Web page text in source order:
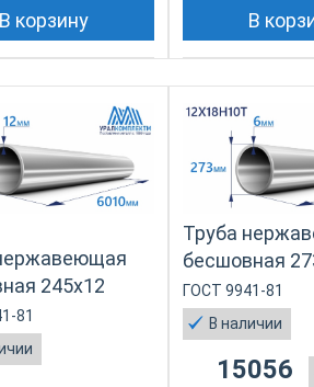
В корзину В
245х12
81
Труба
бесшовная
ГОСТ 9941-81
В наличии
15056